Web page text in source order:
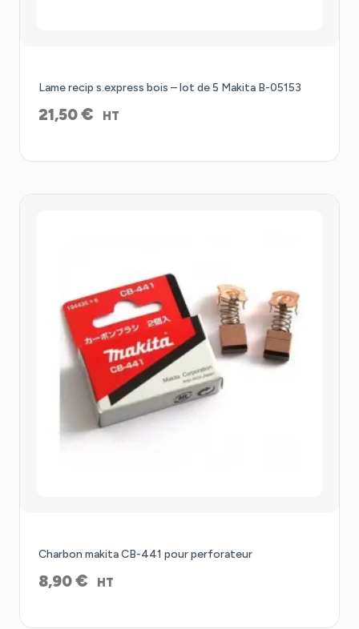
Lame recip s.express bois – lot de 5 Makita B-05153
21,50€ HT
Charbon makita CB-441 pour perforateur
8,90€ HT